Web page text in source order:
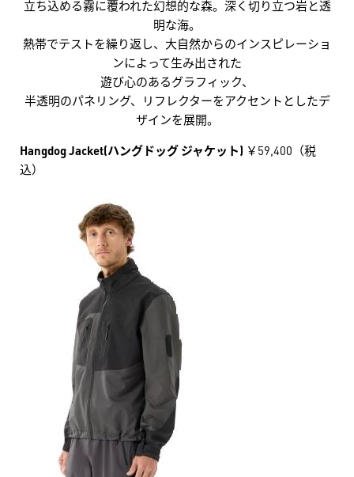
立ち込める霧に覆われた幻想的な森。深く切り立つ岩と透
明な海。
熱帯でテストを繰り返し、大自然からのインスピレーショ
ンによって生み出された
遊び心のあるグラフィック、
半透明のパネリング、リフレクターをアクセントとしたデ
ザインを展開。
Hangdog Jacket(ハングドッグ ジャケット) ￥59,400（税
込）